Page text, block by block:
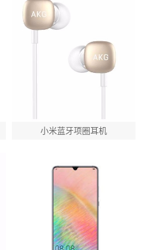
小米蓝牙项圈耳机